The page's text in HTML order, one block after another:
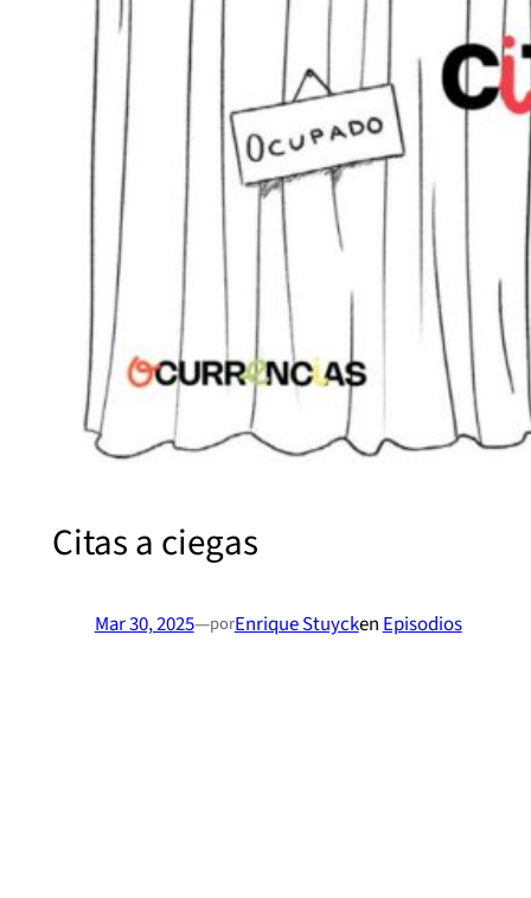
Citas a ciegas
Mar 30, 2025—porEnrique Stuycken Episodios